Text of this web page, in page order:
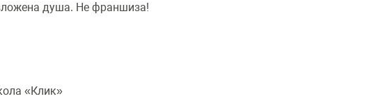
душа. Не франшиза!
«Клик»